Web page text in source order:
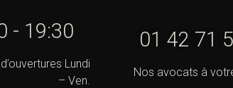
- 19:30
Lundi
– Ven.
01 42 71
Nos avocats à